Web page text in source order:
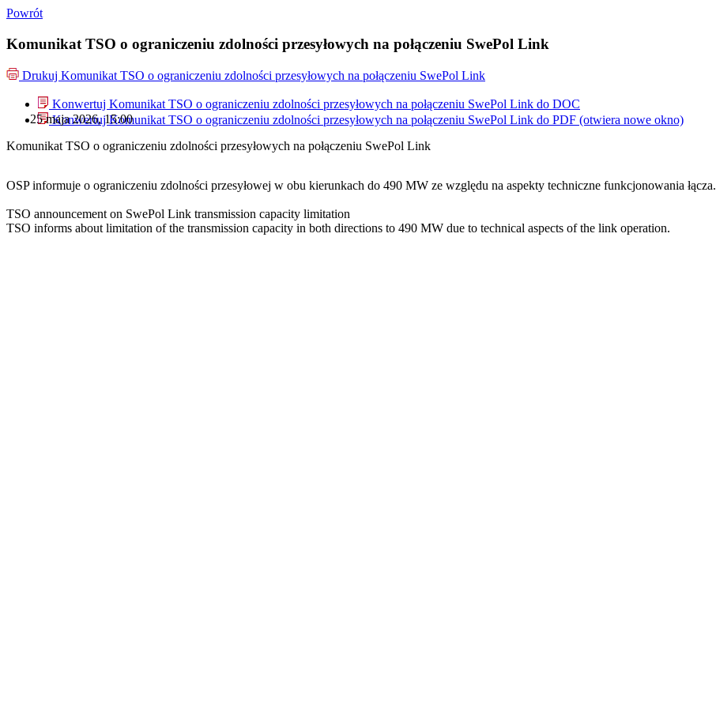
Powrót
Komunikat TSO o ograniczeniu zdolności przesyłowych na połączeniu SwePol Link
Drukuj Komunikat TSO o ograniczeniu zdolności przesyłowych na połączeniu SwePol Link
Konwertuj Komunikat TSO o ograniczeniu zdolności przesyłowych na połączeniu SwePol Link do DOC
Konwertuj Komunikat TSO o ograniczeniu zdolności przesyłowych na połączeniu SwePol Link do PDF (otwiera nowe okno)
25 maja 2026, 15:00
Komunikat TSO o ograniczeniu zdolności przesyłowych na połączeniu SwePol Link
OSP informuje o ograniczeniu zdolności przesyłowej w obu kierunkach do 490 MW ze względu na aspekty techniczne funkcjonowania łącza.
TSO announcement on SwePol Link transmission capacity limitation
TSO informs about limitation of the transmission capacity in both directions to 490 MW due to technical aspects of the link operation.